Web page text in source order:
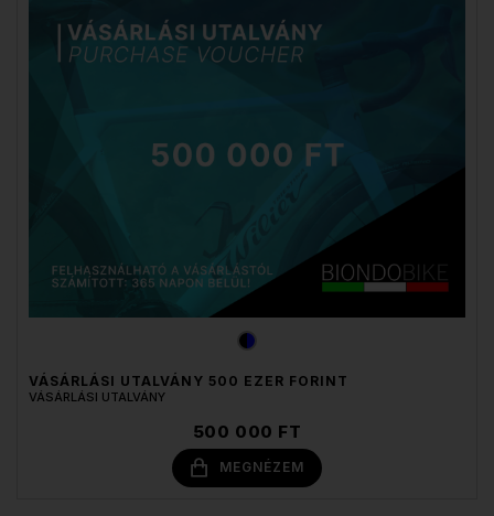
VÁSÁRLÁSI UTALVÁNY 500 EZER FORINT
VÁSÁRLÁSI UTALVÁNY
500 000 FT
MEGNÉZEM